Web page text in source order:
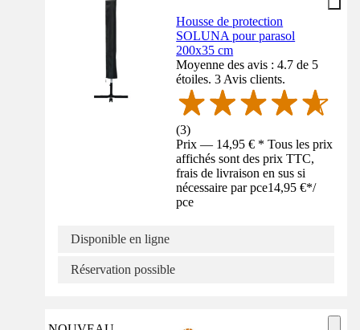
Housse de protection
SOLUNA pour parasol
200x35 cm
Moyenne des avis : 4.7 de 5
étoiles. 3 Avis clients.
(3)
Prix — 14,95 € * Tous les prix
affichés sont des prix TTC,
frais de livraison en sus si
nécessaire par pce14,95 €*/
pce
Disponible en ligne
Réservation possible